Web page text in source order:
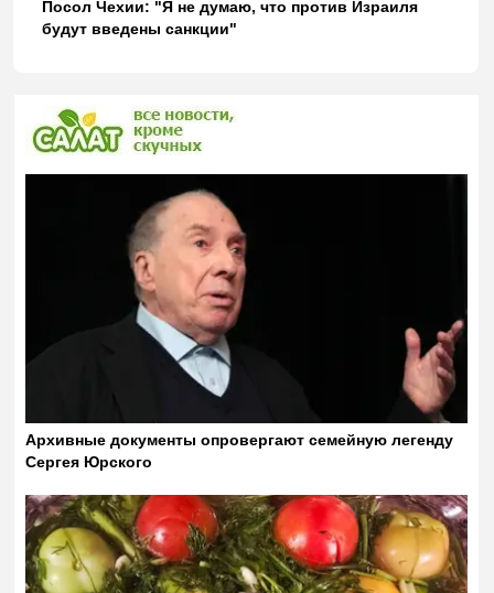
Посол Чехии: "Я не думаю, что против Израиля
будут введены санкции"